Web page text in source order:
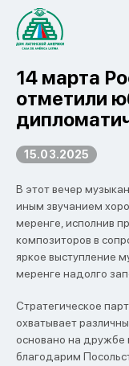
14 марта
отметили
15.03.2025
В этот вечер
иным звучанием
меренге, исполнив
композиторов в
яркое выступление
меренге надолго
Стратегическое
охватывает
основано на дружбе
благодарим